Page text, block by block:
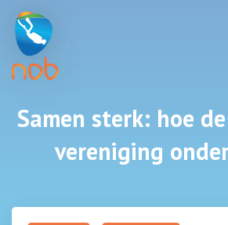
Samen sterk: hoe
vereniging